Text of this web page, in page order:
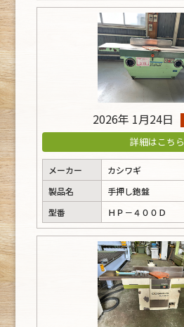
2026年 1月24日
詳細はこちら
メーカー
カシワギ
製品名
手押し鉋盤
型番
ＨＰ－４００Ｄ